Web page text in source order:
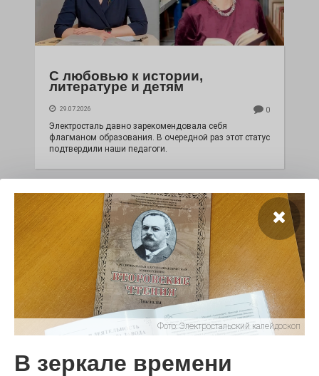
С любовью к истории,
литературе и детям
29.07.2026 0
Электросталь давно зарекомендовала себя
флагманом образования. В очередной раз этот статус
подтвердили наши педагоги.
Чувство Родины — одно на
28.07.2026
Фото: Электростальский калейдоскоп
В зеркале времени